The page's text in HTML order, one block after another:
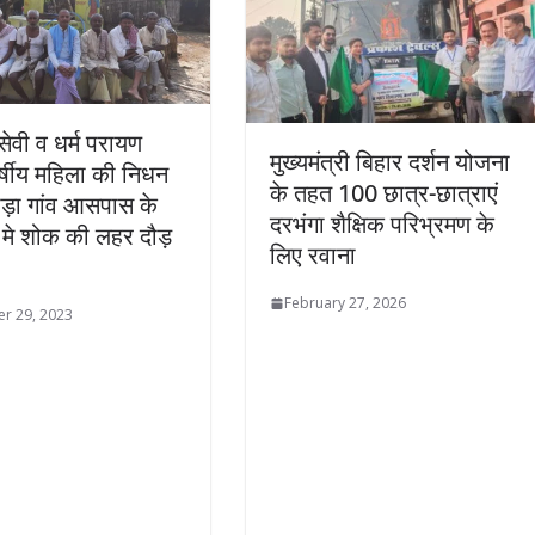
व धर्म परायण
महिला की निधन
गांव आसपास के
शोक की लहर दौड़
29, 2023
मुख्यमंत्री बिहार दर्शन योजना
के तहत 100 छात्र-छात्राएं
दरभंगा शैक्षिक परिभ्रमण के
लिए रवाना
February 27, 2026